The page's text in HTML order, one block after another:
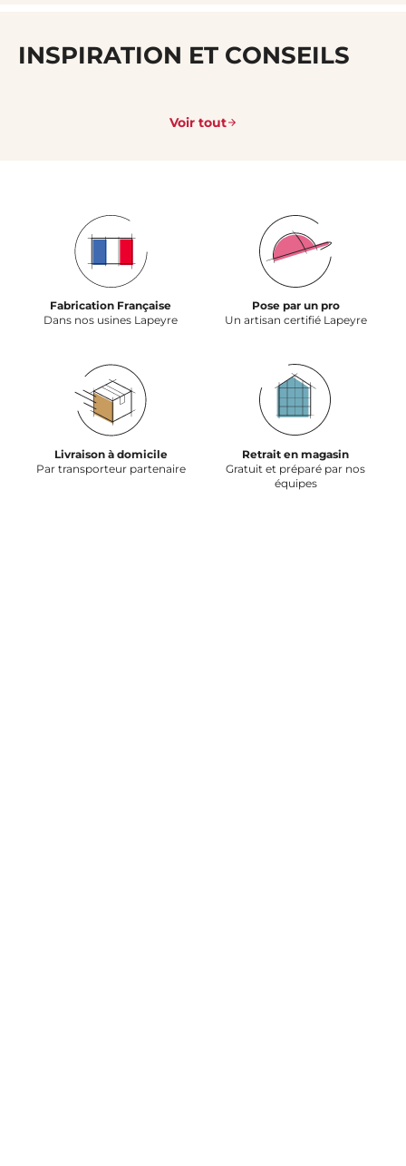
INSPIRATION ET CONSEILS
Voir tout
Fabrication Française
Dans nos usines Lapeyre
Pose par un pro
Un artisan certifié Lapeyre
Livraison à domicile
Par transporteur partenaire
Retrait en magasin
Gratuit et préparé par nos
équipes